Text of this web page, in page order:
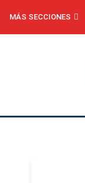
MÁS SECCIONES